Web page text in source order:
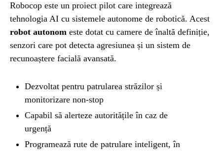
Robocop este un proiect pilot care integrează
tehnologia AI cu sistemele autonome de robotică. Acest
robot autonom este dotat cu camere de înaltă definiție,
senzori care pot detecta agresiunea și un sistem de
recunoaștere facială avansată.
Dezvoltat pentru patrularea străzilor și
monitorizare non-stop
Capabil să alerteze autoritățile în caz de
urgență
Programează rute de patrulare inteligent, în
POPULAR
STIRI 1 year ago
Barajul Trei Defileuri a Încetinit Rotația
Pământului: Mit sau Realitate?
BLOG
Seriale turcesti:Top 5 cele mai bune seriale
BLOG 2 years ago